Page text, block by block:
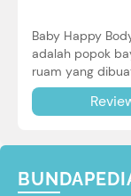
Baby Happy
adalah popok
ruam yang
teknologi Air
Technology.